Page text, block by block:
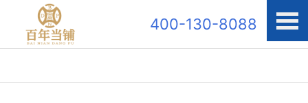
400-130-8088